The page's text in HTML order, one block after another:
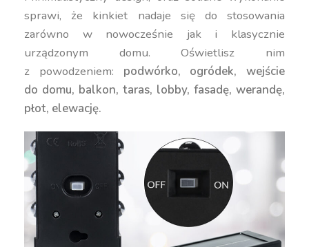
sprawi, że kinkiet nadaje się do stosowania
zarówno w nowocześnie jak i klasycznie
urządzonym domu. Oświetlisz nim
z powodzeniem: podwórko, ogródek, wejście
do domu, balkon, taras, lobby, fasadę, werandę,
płot, elewację.